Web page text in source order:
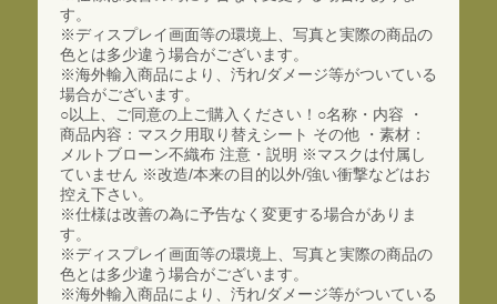
す。
※ディスプレイ画面等の環境上、写真と実際の商品の
色とは多少違う場合がございます。
※海外輸入商品により、汚れ/ダメージ等がついている
場合がございます。
○以上、ご同意の上ご購入ください！○名称・内容 ・
商品内容：マスク用取り替えシート その他 ・素材：
メルトブローン不織布 注意・説明 ※マスクは付属し
ていません ※改造/本来の目的以外/強い衝撃などはお
控え下さい。
※仕様は改善の為に予告なく変更する場合がありま
す。
※ディスプレイ画面等の環境上、写真と実際の商品の
色とは多少違う場合がございます。
※海外輸入商品により、汚れ/ダメージ等がついている